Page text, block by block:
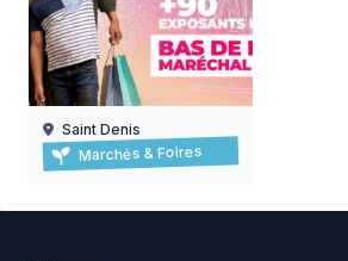
Braderie de l'océan à saint-denis
06/08/2026 au 15/08/2026
Saint Denis
Marchés & Foires